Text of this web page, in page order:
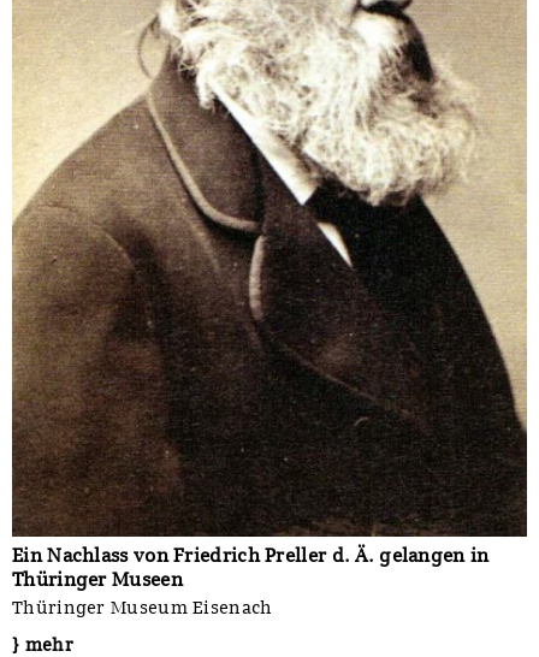
Ein Nachlass von Friedrich Preller d. Ä. gelangen in
Thüringer Museen
Thüringer Museum Eisenach
} mehr